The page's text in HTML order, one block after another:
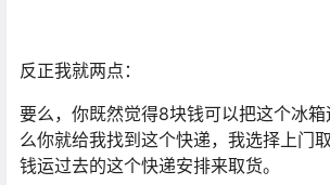
反正我就两点：
要么，你既然觉得8块钱可以把这个冰
么你就给我找到这个快递，我选择上门
钱运过去的这个快递安排来取货。